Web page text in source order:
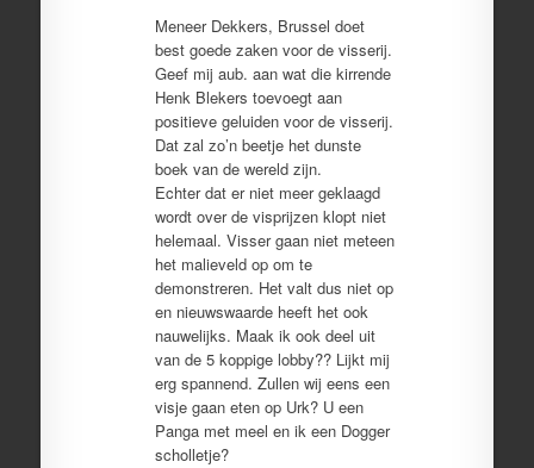
Meneer Dekkers, Brussel doet
best goede zaken voor de visserij.
Geef mij aub. aan wat die kirrende
Henk Blekers toevoegt aan
positieve geluiden voor de visserij.
Dat zal zo’n beetje het dunste
boek van de wereld zijn.
Echter dat er niet meer geklaagd
wordt over de visprijzen klopt niet
helemaal. Visser gaan niet meteen
het malieveld op om te
demonstreren. Het valt dus niet op
en nieuwswaarde heeft het ook
nauwelijks. Maak ik ook deel uit
van de 5 koppige lobby?? Lijkt mij
erg spannend. Zullen wij eens een
visje gaan eten op Urk? U een
Panga met meel en ik een Dogger
scholletje?